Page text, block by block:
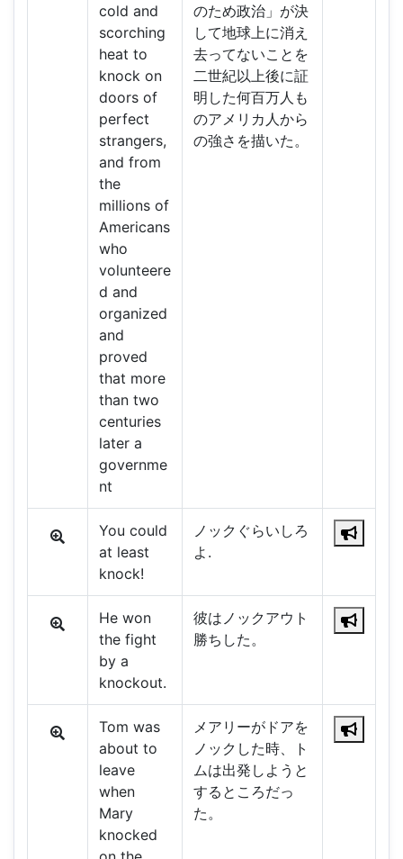
cold and
scorching
heat to
knock on
doors of
perfect
strangers,
and from
the
millions of
Americans
who
volunteere
d and
organized
and
proved
that more
than two
centuries
later a
governme
nt
のため政治」が決
して地球上に消え
去ってないことを
二世紀以上後に証
明した何百万人も
のアメリカ人から
の強さを描いた。
You could
at least
knock!
ノックぐらいしろ
よ.
He won
the fight
by a
knockout.
彼はノックアウト
勝ちした。
Tom was
about to
leave
when
Mary
knocked
メアリーがドアを
ノックした時、ト
ムは出発しようと
するところだっ
た。